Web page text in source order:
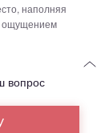
наполняя
ощущением
вопрос